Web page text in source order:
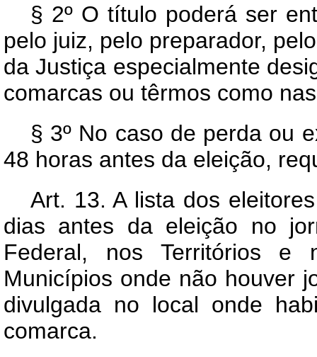
§ 2º O título poderá ser
pelo juiz, pelo preparador,
da Justiça especialmente
comarcas ou têrmos como
§ 3º No caso de perda ou
48 horas antes da eleição,
Art. 13. A lista dos
dias antes da eleição no
Federal, nos Territórios e
Municípios onde não houver
divulgada no local onde
comarca.